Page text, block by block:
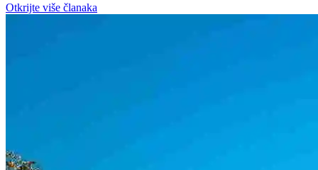
Otkrijte više članaka